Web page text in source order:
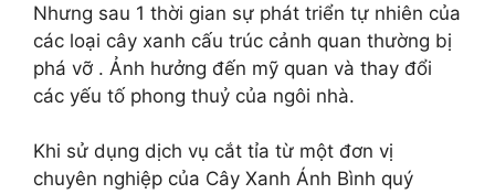
Nhưng sau 1 thời gian sự phát triển tự nhiên của
các loại cây xanh cấu trúc cảnh quan thường bị
phá vỡ . Ảnh hưởng đến mỹ quan và thay đổi
các yếu tố phong thuỷ của ngôi nhà.
Khi sử dụng dịch vụ cắt tỉa từ một đơn vị
chuyên nghiệp của Cây Xanh Ánh Bình quý